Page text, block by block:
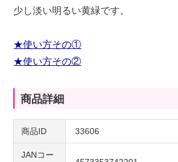
少し淡い明るい黄緑です。
★使い方その①
★使い方その②
商品詳細
商品ID 33606
JANコー